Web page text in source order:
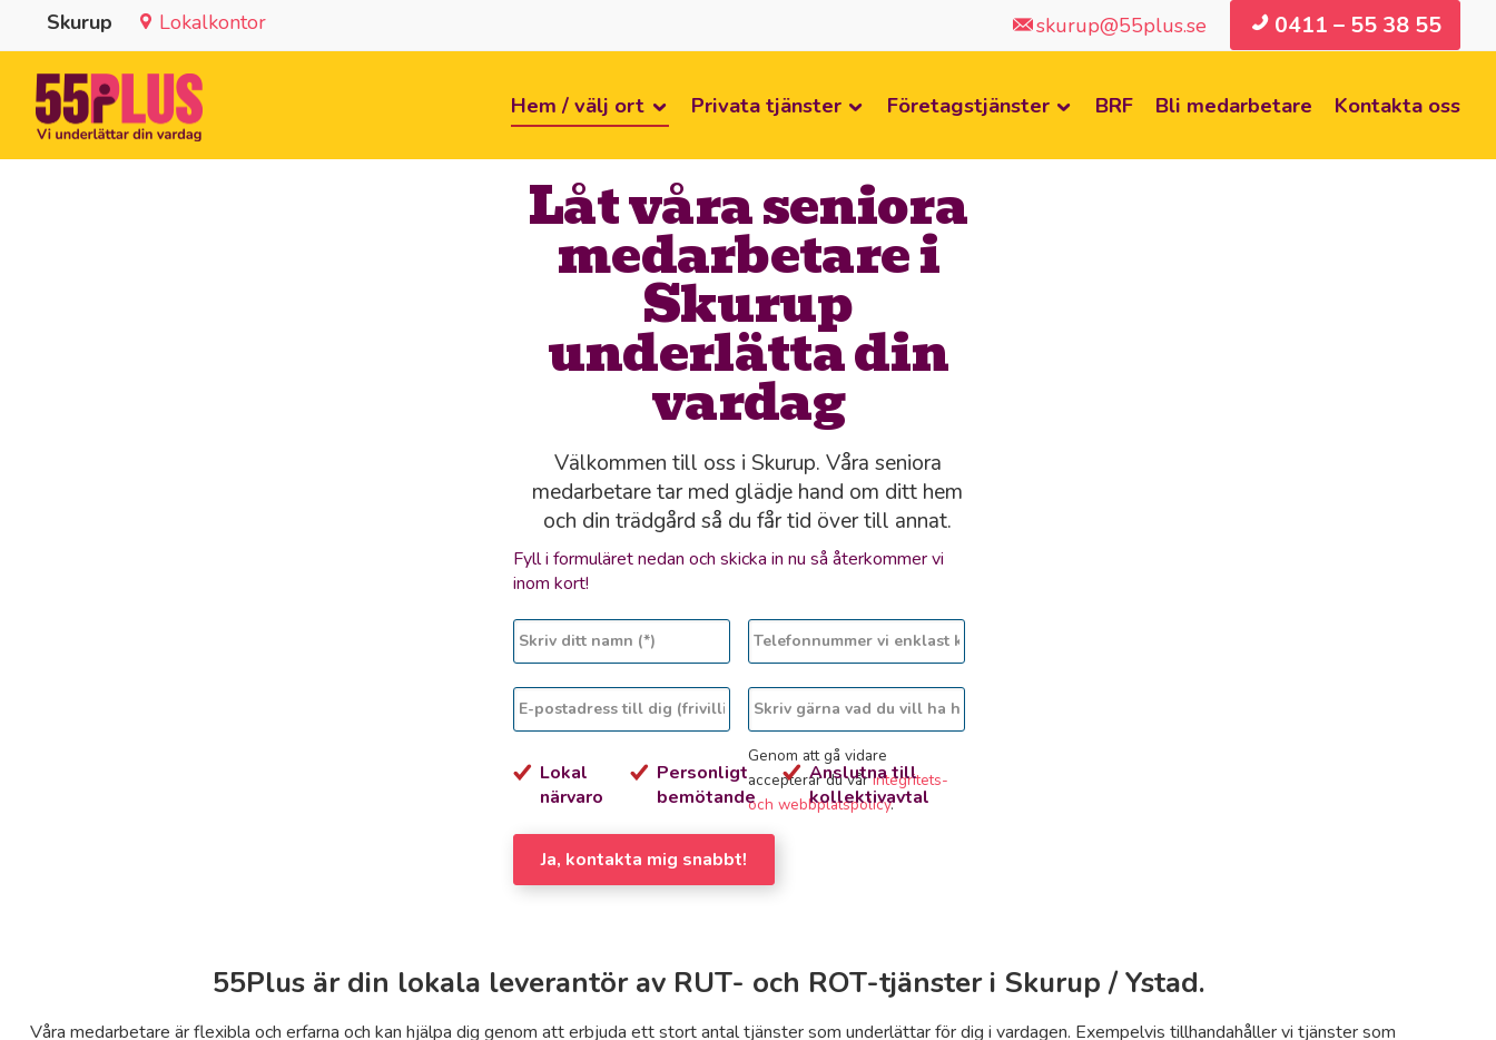
Skurup Lokalkontor skurup@55plus.se 0411 – 55 38 55
Hem / välj ort Privata tjänster Företagstjänster BRF Bli medarbetare Kontakta oss
Låt våra seniora
medarbetare i
Skurup
underlätta din
vardag
Välkommen till oss i Skurup. Våra seniora
medarbetare tar med glädje hand om ditt hem
och din trädgård så du får tid över till annat.
Fyll i formuläret nedan och skicka in nu så återkommer vi
inom kort!
Lokal
närvaro
Personligt
bemötande
Anslutna till
kollektivavtal
Genom att gå vidare
accepterar du vårintegritets-
och webbplatspolicy.
Ja, kontakta mig snabbt!
55Plus är din lokala leverantör av RUT- och ROT-tjänster i Skurup / Ystad.
Våra medarbetare är flexibla och erfarna och kan hjälpa dig genom att erbjuda ett stort antal tjänster som underlättar för dig i vardagen. Exempelvis tillhandahåller vi tjänster som